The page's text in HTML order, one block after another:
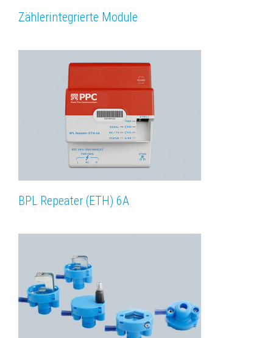
Zählerintegrierte Module
BPL Repeater (ETH) 6A